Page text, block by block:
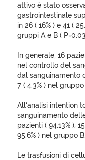
attivo è stato
gastrointestinale
in 26 ( 16% ) e 41 (
gruppi A e B (
In generale, 16
nel controllo del
dal sanguinamento
7 ( 4.3% ) nel gruppo
All’analisi intention
sanguinamento
pazienti ( 94.13% );
95.6% ) nel gruppo B.
Le trasfusioni di